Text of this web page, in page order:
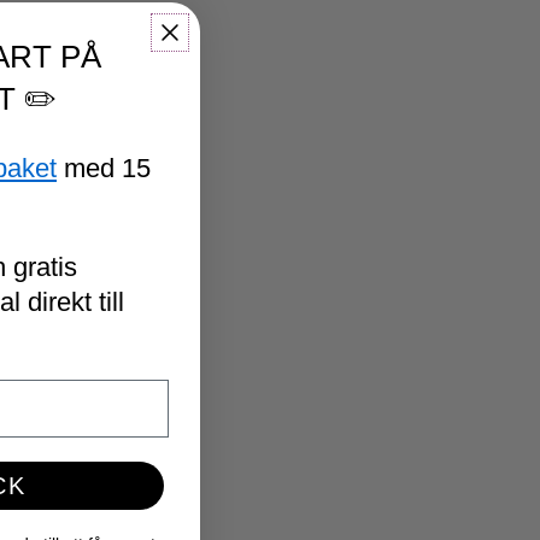
PÅ
✏️
med 15
gratis
direkt till